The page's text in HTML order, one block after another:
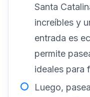
Santa
increíbles y
entrada es
permite
ideales para
Luego,